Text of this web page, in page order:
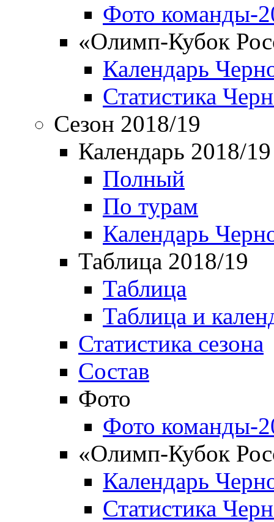
Фото команды-
«Олимп-Кубок
Календарь
Статистика
Сезон 2018/19
Календарь 2018/19
Полный
По турам
Календарь
Таблица 2018/19
Таблица
Таблица и
Статистика сезона
Состав
Фото
Фото команды-
«Олимп-Кубок
Календарь
Статистика